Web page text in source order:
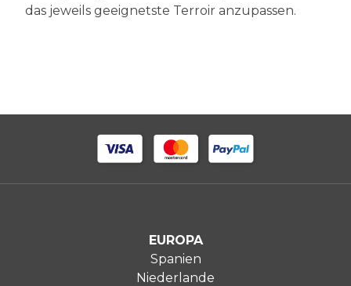
das jeweils geeignetste Terroir anzupassen.
EUROPA
Spanien
Niederlande